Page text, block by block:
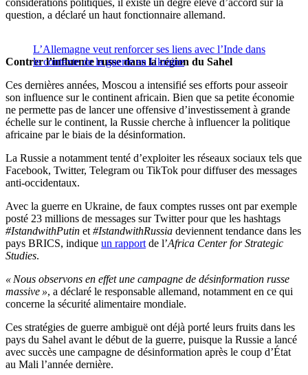
considérations politiques, il existe un degré élevé d’accord sur la
question, a déclaré un haut fonctionnaire allemand.
L’Allemagne veut renforcer ses liens avec l’Inde dans
le contexte de la guerre en Ukraine
Contrer l’influence russe dans la région du Sahel
Ces dernières années, Moscou a intensifié ses efforts pour asseoir
son influence sur le continent africain. Bien que sa petite économie
ne permette pas de lancer une offensive d’investissement à grande
échelle sur le continent, la Russie cherche à influencer la politique
africaine par le biais de la désinformation.
La Russie a notamment tenté d’exploiter les réseaux sociaux tels que
Facebook, Twitter, Telegram ou TikTok pour diffuser des messages
anti-occidentaux.
Avec la guerre en Ukraine, de faux comptes russes ont par exemple
posté 23 millions de messages sur Twitter pour que les hashtags
#IstandwithPutin et #IstandwithRussia deviennent tendance dans les
pays BRICS, indique un rapport de l’Africa Center for Strategic
Studies.
« Nous observons en effet une campagne de désinformation russe
massive », a déclaré le responsable allemand, notamment en ce qui
concerne la sécurité alimentaire mondiale.
Ces stratégies de guerre ambiguë ont déjà porté leurs fruits dans les
pays du Sahel avant le début de la guerre, puisque la Russie a lancé
avec succès une campagne de désinformation après le coup d’État
au Mali l’année dernière.